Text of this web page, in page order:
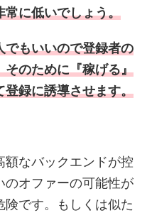
常に低いでしょう。
でもいいので登録者の
そのために『稼げる』
登録に誘導させます。
なバックエンドが控
のオファーの可能性が
です。もしくは似た